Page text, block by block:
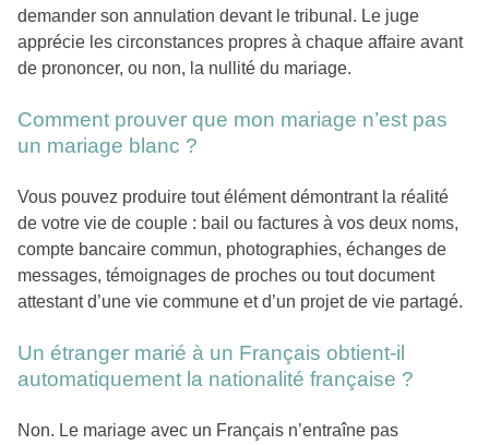
demander son annulation devant le tribunal. Le juge
apprécie les circonstances propres à chaque affaire avant
de prononcer, ou non, la nullité du mariage.
Comment prouver que mon mariage n’est pas
un mariage blanc ?
Vous pouvez produire tout élément démontrant la réalité
de votre vie de couple : bail ou factures à vos deux noms,
compte bancaire commun, photographies, échanges de
messages, témoignages de proches ou tout document
attestant d’une vie commune et d’un projet de vie partagé.
Un étranger marié à un Français obtient-il
automatiquement la nationalité française ?
Non. Le mariage avec un Français n’entraîne pas